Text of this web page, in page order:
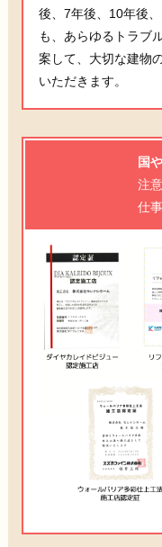
後、7年後、10年後
も、あらゆるトラブ
案して、大切な建物
いただきます。
国
注
仕